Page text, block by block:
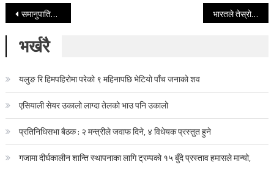
Post navigation
समानुपातिकतर्फ ४४ लाख मत गणना हुँदा कुन दलले कति पाए ? भारतले तेस्रो पटक टी-२० विश्वकप जितेर बनायो तीन कीर्तिमान
भर्खरै
यलुङ रि हिमपहिरोमा परेको ९ महिनापछि भेटियो पाँच जनाको शव
एसियाली सेयर उकालो लाग्दा तेलको भाउ पनि उकालो
प्रतिनिधिसभा बैठक : २ मन्त्रीले जवाफ दिने, ४ विधेयक प्रस्तुत हुने
गजामा दीर्घकालीन शान्ति स्थापनाका लागि ट्रम्पको १५ बुँदे प्रस्ताव हमासले मान्यो,